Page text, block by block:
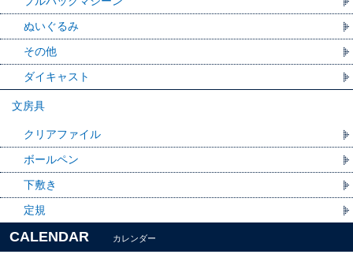
ぬいぐるみ
その他
ダイキャスト
文房具
クリアファイル
ボールペン
下敷き
定規
CALENDAR カレンダー